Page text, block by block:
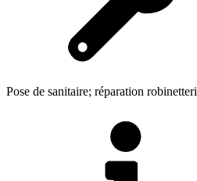
Pose de sanitaire; réparation